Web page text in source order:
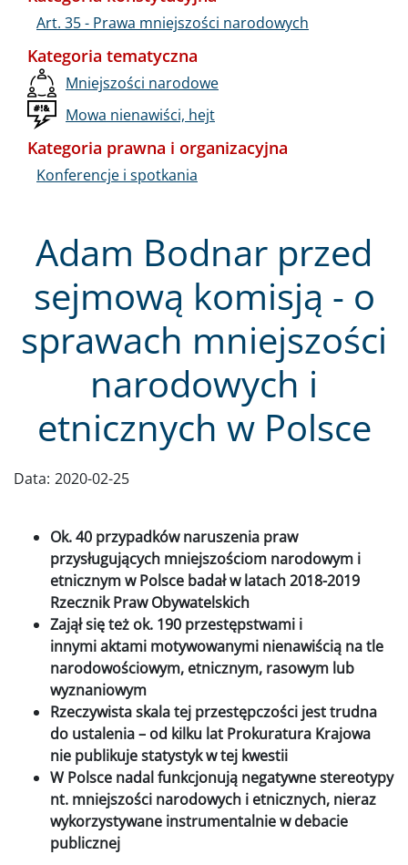
Adam Bodnar przed
sejmową komisją - o
sprawach mniejszości
narodowych i
etnicznych w Polsce
Data: 2020-02-25
Ok. 40 przypadków naruszenia praw
przysługujących mniejszościom narodowym i
etnicznym w Polsce badał w latach 2018-2019
Rzecznik Praw Obywatelskich
Zajął się też ok. 190 przestępstwami i
innymi aktami motywowanymi nienawiścią na tle
narodowościowym, etnicznym, rasowym lub
wyznaniowym
Rzeczywista skala tej przestępczości jest trudna
do ustalenia – od kilku lat Prokuratura Krajowa
nie publikuje statystyk w tej kwestii
W Polsce nadal funkcjonują negatywne stereotypy
nt. mniejszości narodowych i etnicznych, nieraz
wykorzystywane instrumentalnie w debacie
publicznej
Art. 35 - Prawa mniejszości narodowych
Kategoria tematyczna
Mniejszości narodowe
Mowa nienawiści, hejt
Kategoria prawna i organizacyjna
Konferencje i spotkania